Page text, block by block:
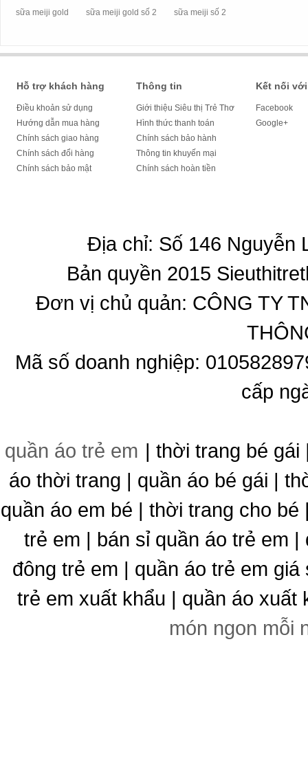
sữa meiji gold sữa meiji gold số 2 sữa meiji số 2
Hỗ trợ khách hàng
Điều khoản sử dụng
Hướng dẫn mua hàng
Chính sách giao hàng
Chính sách đổi hàng
Chính sách bảo mật
Thông tin
Giới thiệu Siêu thị Trẻ Thơ
Hình thức thanh toán
Chính sách bảo hành
Thông tin khuyến mại
Chính sách hoàn tiền
Kết nối
Facebook
Google+
Địa chỉ: Số 146 Nguyễn
Bản quyền 2015
Đơn vị chủ quản: CÔNG TY
Mã số doanh nghiệp:
cấp
quần áo trẻ em | thời trang bé gái
áo thời trang | quần áo bé gái |
quần áo em bé | thời trang cho
trẻ em | bán sỉ quần áo trẻ em
đông trẻ em | quần áo trẻ em
trẻ em xuất khẩu | quần áo xuất
món ngon mỗi